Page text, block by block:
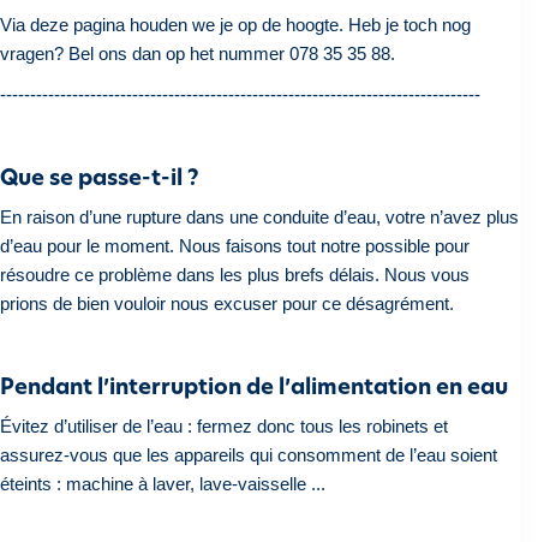
Via deze pagina houden we je op de hoogte. Heb je toch nog
vragen? Bel ons dan op het nummer 078 35 35 88.
--------------------------------------------------------------------------------
Que se passe-t-il ?
En raison d’une rupture dans une conduite d’eau, votre n’avez plus
d’eau pour le moment. Nous faisons tout notre possible pour
résoudre ce problème dans les plus brefs délais. Nous vous
prions de bien vouloir nous excuser pour ce désagrément.
Pendant l’interruption de l’alimentation en eau
Évitez d’utiliser de l’eau : fermez donc tous les robinets et
assurez-vous que les appareils qui consomment de l’eau soient
éteints : machine à laver, lave-vaisselle ...